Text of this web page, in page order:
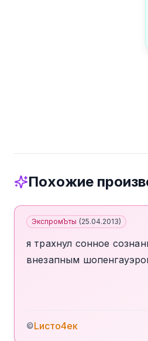
Похожие
ЭкспромЪты (25.04.2013)
я трахнул сонное
внезапным
©Lисто4ек